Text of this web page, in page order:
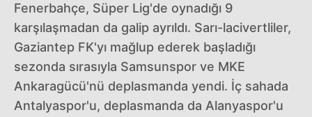
Fenerbahçe, Süper Lig'de oynadığı 9
karşılaşmadan da galip ayrıldı. Sarı-lacivertliler,
Gaziantep FK'yı mağlup ederek başladığı
sezonda sırasıyla Samsunspor ve MKE
Ankaragücü'nü deplasmanda yendi. İç sahada
Antalyaspor'u, deplasmanda da Alanyaspor'u